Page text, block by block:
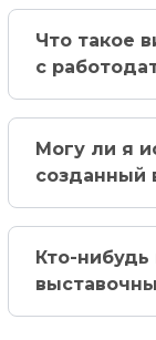
Что такое
с
Могу ли я
созданный
Кто-